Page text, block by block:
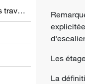
Obligations des employeurs et des travailleurs
Les
La